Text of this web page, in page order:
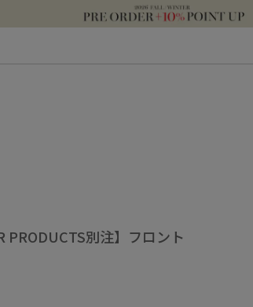
PRODUCTS別注】フロント